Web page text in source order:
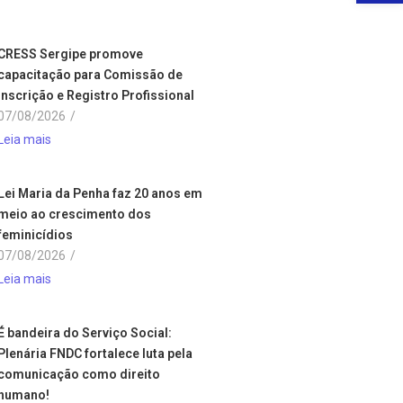
Sergipe promove
para Comissão de
e Registro Profissional
08/2026 /
mais
Maria da Penha faz 20 anos em
ao crescimento dos
08/2026 /
mais
bandeira do Serviço Social:
FNDC fortalece luta pela
como direito